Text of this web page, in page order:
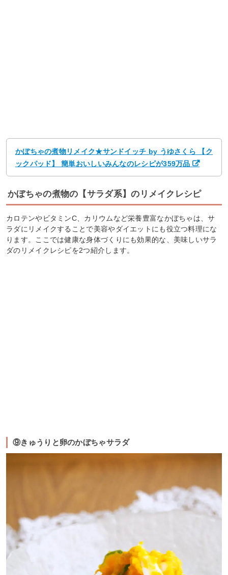
かぼちゃの煮物リメイク★サンドイッチ by うゆさくら 【ク
ックパッド】 簡単おいしいみんなのレシピが359万品
かぼちゃの煮物の【サラダ系】のリメイクレシピ
カロテンやビタミンC、カリウムなど栄養豊富なかぼちゃは、サ
ラダにリメイクすることで美容やダイエットにも役立つ料理にな
ります。ここでは健康な身体づくりにも効果的な、美味しいサラ
ダのリメイクレシピを2つ紹介します。
⑨きゅうりと卵のかぼちゃサラダ